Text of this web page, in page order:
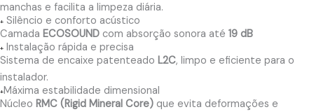
manchas e facilita a limpeza diária.
+ Silêncio e conforto acústico
Camada ECOSOUND com absorção sonora até 19 dB
+ Instalação rápida e precisa
Sistema de encaixe patenteado L2C, limpo e eficiente para o
instalador.
+Máxima estabilidade dimensional
Núcleo RMC (Rigid Mineral Core) que evita deformações e